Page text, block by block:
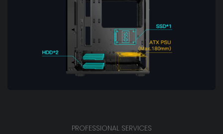
PROFESSIONAL SERVICES